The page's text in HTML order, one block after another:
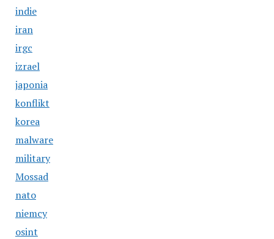
indie
iran
irgc
izrael
japonia
konflikt
korea
malware
military
Mossad
nato
niemcy
osint